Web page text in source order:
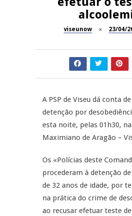
A Juiz Esclarece – Medidas a
executar no meio natural de
vida (III)
Dia do Foral em São João da
REPORTAGENS
Summer Fusion em
REPORTAGENS
Festas do Concelho de Penalva
do Castelo
11º Encontro Gastronómico
viseunow 23/04/
A PSP de Viseu dá conta
detenção por
esta noite, pelas 01h30,
Maximiano de Aragão –
Os «Polícias deste
procederam à detenção
de 32 anos de idade, por
na prática do crime de
ao recusar efetuar teste